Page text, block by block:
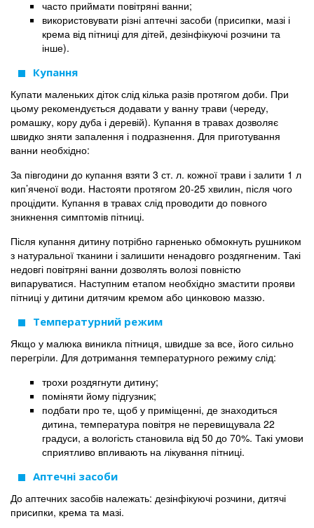
часто приймати повітряні ванни;
використовувати різні аптечні засоби (присипки, мазі і
крема від пітниці для дітей, дезінфікуючі розчини та
інше).
Купання
Купати маленьких діток слід кілька разів протягом доби. При
цьому рекомендується додавати у ванну трави (череду,
ромашку, кору дуба і деревій). Купання в травах дозволяє
швидко зняти запалення і подразнення. Для приготування
ванни необхідно:
За півгодини до купання взяти 3 ст. л. кожної трави і залити 1 л
кип’яченої води. Настояти протягом 20-25 хвилин, після чого
процідити. Купання в травах слід проводити до повного
зникнення симптомів пітниці.
Після купання дитину потрібно гарненько обмокнуть рушником
з натуральної тканини і залишити ненадовго роздягненим. Такі
недовгі повітряні ванни дозволять волозі повністю
випаруватися. Наступним етапом необхідно змастити прояви
пітниці у дитини дитячим кремом або цинковою маззю.
Температурний режим
Якщо у малюка виникла пітниця, швидше за все, його сильно
перегріли. Для дотримання температурного режиму слід:
трохи роздягнути дитину;
поміняти йому підгузник;
подбати про те, щоб у приміщенні, де знаходиться
дитина, температура повітря не перевищувала 22
градуси, а вологість становила від 50 до 70%. Такі умови
сприятливо впливають на лікування пітниці.
Аптечні засоби
До аптечних засобів належать: дезінфікуючі розчини, дитячі
присипки, крема та мазі.